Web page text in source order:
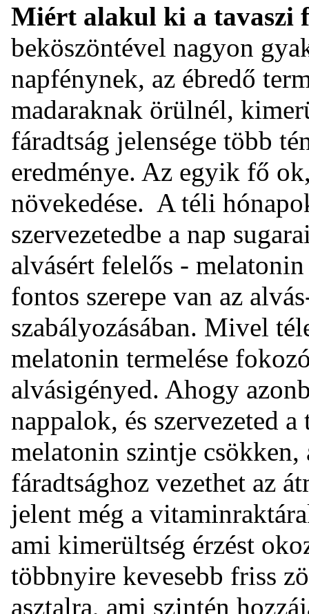
Miért alakul ki a tavaszi
beköszöntével nagyon
napfénynek, az ébredő
madaraknak örülnél,
fáradtság jelensége több
eredménye. Az egyik fő
növekedése. A téli
szervezetedbe a nap
alvásért felelős -
fontos szerepe van az
szabályozásában. Mivel
melatonin termelése
alvásigényed. Ahogy
nappalok, és szervezeted
melatonin szintje
fáradtsághoz vezethet az
jelent még a
ami kimerültség érzést
többnyire kevesebb friss
asztalra, ami szintén